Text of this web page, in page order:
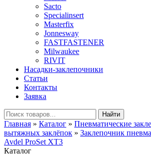
Sacto
Specialinsert
Masterfix
Jonnesway
FASTFASTENER
Milwaukee
RIVIT
Насадки-заклепочники
Статьи
Контакты
Заявка
Главная » Каталог » Пневматические
вытяжных заклёпок » Заклепочник
Avdel ProSet XT3
Каталог